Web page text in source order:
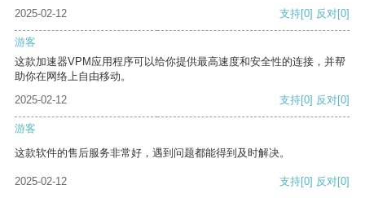
2025-02-12 支持[0] 反对[0]
游客
这款加速器VPM应用程序可以给你提供最高速度和安全性的连接，并帮
助你在网络上自由移动。
2025-02-12
支持[0] 反对[0]
游客
这款软件的售后服务非常好，遇到问题都能得到及时解决。
2025-02-12 支持[0] 反对[0]